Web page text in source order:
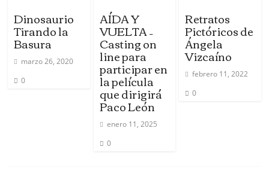
Dinosaurio
Tirando la
Basura
marzo 26, 2020
0
AÍDA Y
VUELTA –
Casting on
line para
participar en
la película
que dirigirá
Paco León
enero 11, 2025
0
Retratos
Pictóricos de
Ángela
Vizcaíno
febrero 11, 2022
0